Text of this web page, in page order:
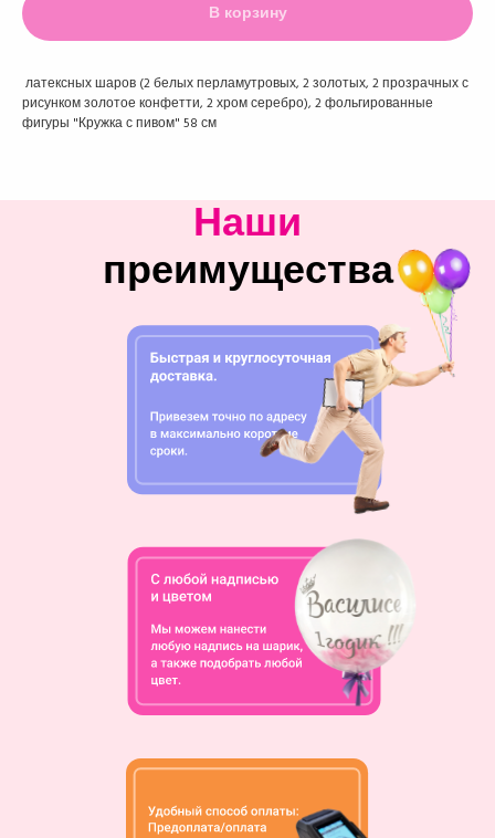
В корзину
латексных шаров (2 белых перламутровых, 2 золотых, 2 прозрачных с
рисунком золотое конфетти, 2 хром серебро), 2 фольгированные
фигуры "Кружка с пивом" 58 см
Наши
преимущества